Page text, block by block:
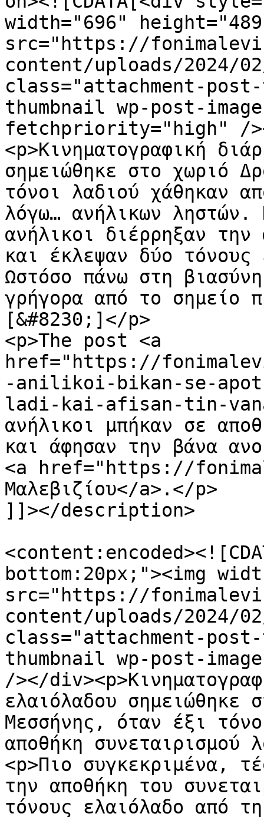
width="696"
src="https://
content/uploads/2024/
class="attachment-
thumbnail wp-post-
fetchpriority="high" /
<p>Κινηματογραφική
σημειώθηκε στο χωριό
τόνοι λαδιού χάθηκαν
λόγω… ανήλικων ληστών.
ανήλικοι διέρρηξαν την
και έκλεψαν δύο
Ωστόσο πάνω στη
γρήγορα από το σημείο
[&#8230;]</p>
<p>The post <a
href="https://
-anilikoi-bikan-se-
ladi-kai-afisan-tin-
ανήλικοι μπήκαν σε
και άφησαν την βάνα
<a href="https://
Μαλεβιζίου</a>.</p>
]]></description>
bottom:20px;"><img
src="https://
content/uploads/2024/
class="attachment-
thumbnail wp-post-
/></
ελαιόλαδου σημειώθηκε
Μεσσήνης, όταν έξι
αποθήκη συνεταιρισμού
<p>Πιο συγκεκριμένα,
την αποθήκη του
τόνους ελαιόλαδο από